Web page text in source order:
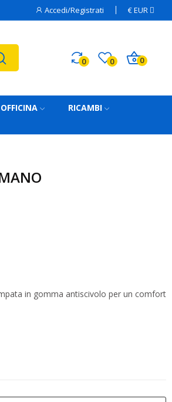
Accedi/Registrati €EUR
0 0 0
OFFICINA
RICAMBI
in gomma antiscivolo per un comfort